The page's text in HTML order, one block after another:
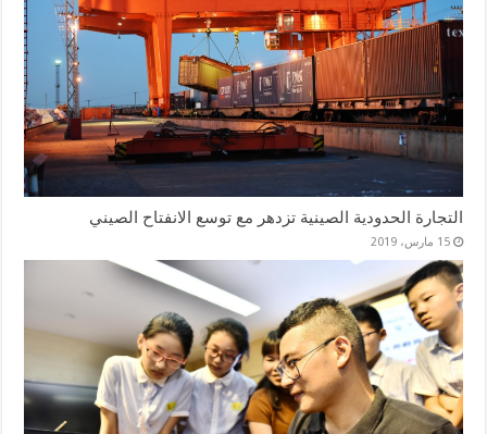
التجارة الحدودية الصينية تزدهر مع توسع الانفتاح الصيني
15 مارس، 2019